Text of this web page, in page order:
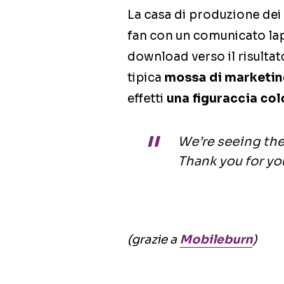
La casa di produzione
fan con un comunicato
download verso il
tipica mossa di
effetti una figuraccia
We’re seeing
Thank you for
(grazie a Mobileburn)